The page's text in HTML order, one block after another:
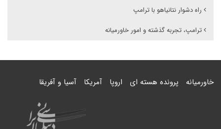
راه دشوار نتانیاهو با ترامپ
ترامپ، تجربه گذشته و امور خاورمیانه
خاورمیانه پرونده هسته ای اروپا آمریکا آسیا و آفریقا